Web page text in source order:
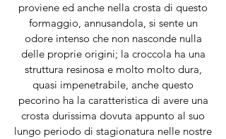
proviene ed anche nella crosta di questo
formaggio, annusandola, si sente un
odore intenso che non nasconde nulla
delle proprie origini; la croccola ha una
struttura resinosa e molto molto dura,
quasi impenetrabile, anche questo
pecorino ha la caratteristica di avere una
crosta durissima dovuta appunto al suo
lungo periodo di stagionatura nelle nostre